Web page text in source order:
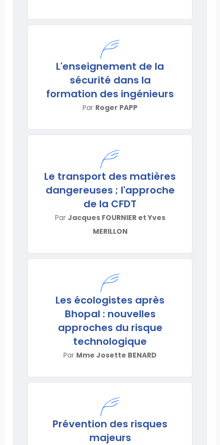
L'enseignement de la
sécurité dans la
formation des ingénieurs
Par Roger PAPP
Le transport des matières
dangereuses ; l'approche
de la CFDT
Par Jacques FOURNIER et Yves
MERILLON
Les écologistes après
Bhopal : nouvelles
approches du risque
technologique
Par Mme Josette BENARD
Prévention des risques
majeurs